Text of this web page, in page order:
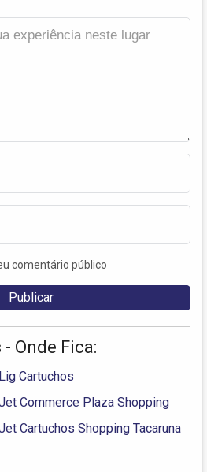
comentário público
Onde Fica:
Lig Cartuchos
Commerce Plaza Shopping
Cartuchos Shopping Tacaruna